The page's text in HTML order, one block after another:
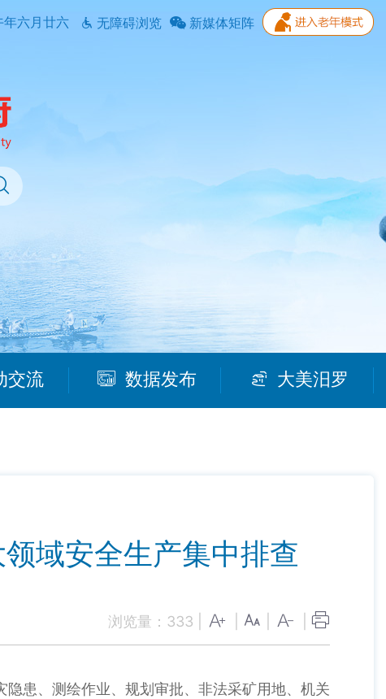
年六月廿六 无障碍浏览 新媒体矩阵
交流 数据发布 大美汨罗
域安全生产集中排查
浏览量： 333
患、测绘作业、规划审批、非法采矿用地、机关